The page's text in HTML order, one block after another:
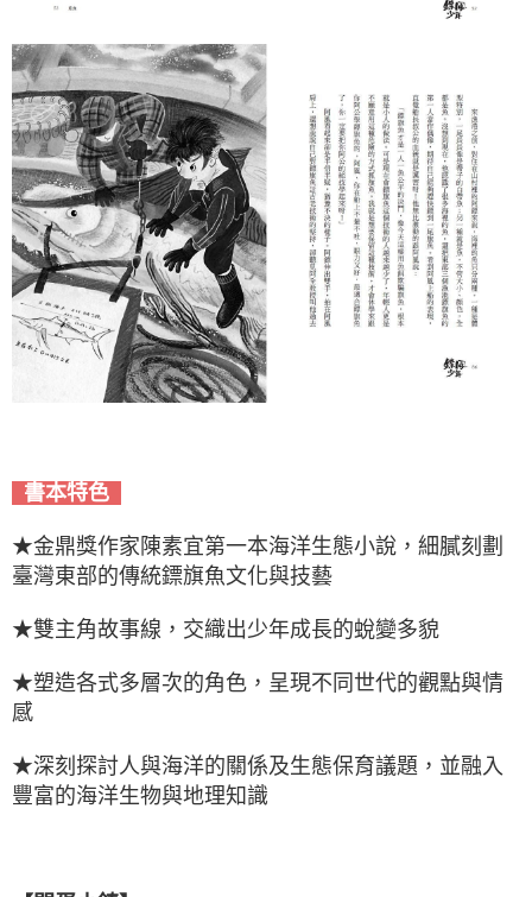
書本特色
★金鼎獎作家陳素宜第一本海洋生態小說，細膩刻劃
臺灣東部的傳統鏢旗魚文化與技藝
★雙主角故事線，交織出少年成長的蛻變多貌
★塑造各式多層次的角色，呈現不同世代的觀點與情
感
★深刻探討人與海洋的關係及生態保育議題，並融入
豐富的海洋生物與地理知識